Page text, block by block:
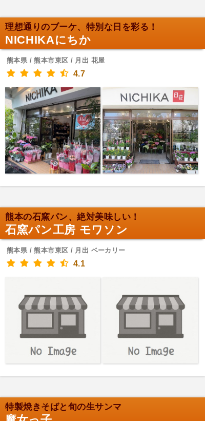
理想通りのブーケ、特別な日を彩る！
NICHIKAにちか
熊本県 / 熊本市東区 / 月出 花屋
4.7
熊本の石窯パン、絶対美味しい！
石窯パン工房 モワソン
熊本県 / 熊本市東区 / 月出 ベーカリー
4.1
特製焼きそばと旬の生サンマ